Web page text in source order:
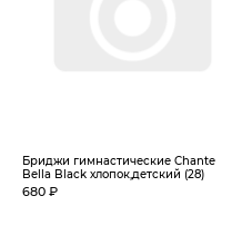
Бриджи гимнастические Chante
Bella Black хлопок,детский (28)
680 ₽